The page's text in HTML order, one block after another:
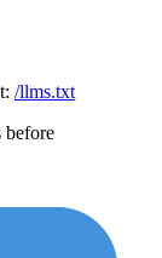
/llms.txt
before